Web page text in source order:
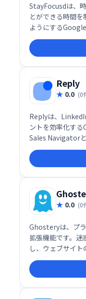
StayFocusdは、
とができる時間
ようにする
り当てられた時
サイトはその日の
ます。
Reply
0.0 (0
Replyは、
ントを効率化す
Sales Navigator
込み客のメール
できます。営業活
0.0 (0
Ghosteryは、プ
拡張機能です。迷
し、ウェブサイ
人データ収集を
かりやすいダッシ
ング状況を把握
ト体験を実現しま